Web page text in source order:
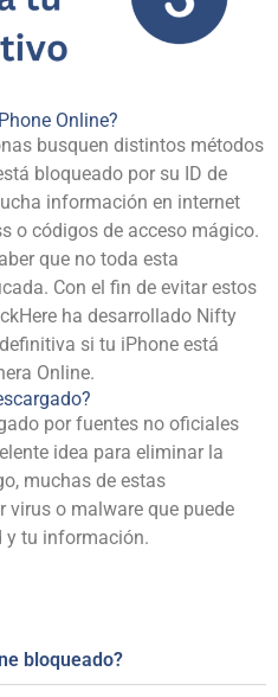
Online?
busquen distintos métodos
bloqueado por su ID de
información en internet
o códigos de acceso mágico.
que no toda esta
Con el fin de evitar estos
ha desarrollado Nifty
si tu iPhone está
Online.
por fuentes no oficiales
idea para eliminar la
muchas de estas
virus o malware que puede
y tu información.
bloqueado?